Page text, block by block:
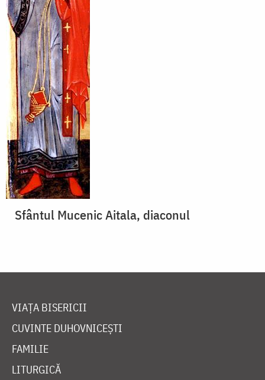
Sfântul Mucenic Aitala, diaconul
VIAȚA BISERICII
CUVINTE DUHOVNICEȘTI
FAMILIE
LITURGICĂ